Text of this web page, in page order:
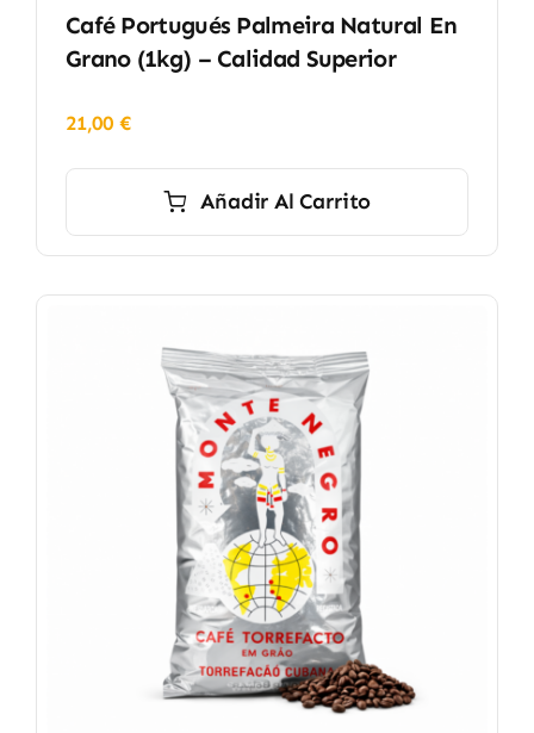
Café Portugués Palmeira Natural En
Grano (1kg) – Calidad Superior
21,00 €
Añadir Al Carrito